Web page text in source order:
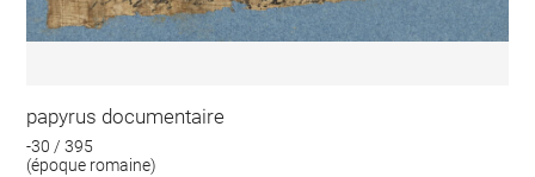
papyrus documentaire
-30 / 395
(époque romaine)